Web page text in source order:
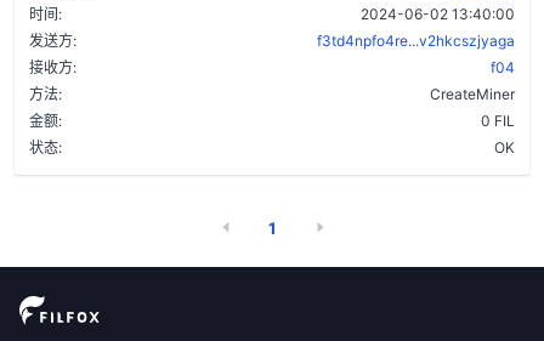
时间:
2024-06-02 13:40:00
发送方:
f3td4npfo4re...v2hkcszjyaga
接收方:
f04
方法:
CreateMiner
金额:
0 FIL
状态:
OK
1